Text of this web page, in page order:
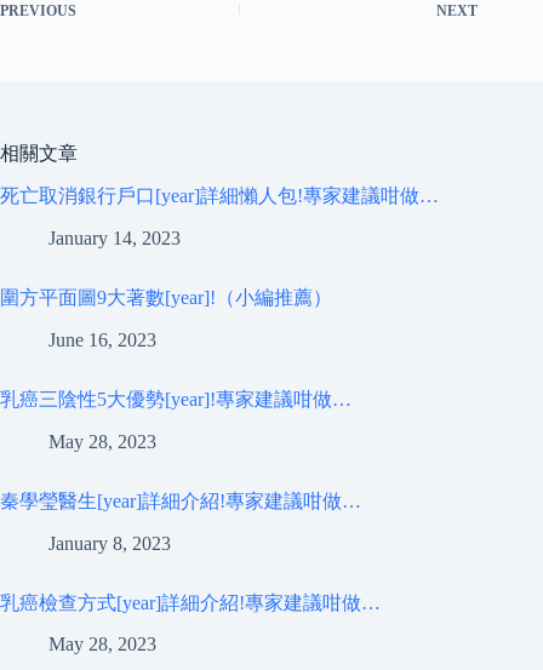
PREVIOUS NEXT
相關文章
死亡取消銀行戶口[year]詳細懶人包!專家建議咁做…
January 14, 2023
圍方平面圖9大著數[year]!（小編推薦）
June 16, 2023
乳癌三陰性5大優勢[year]!專家建議咁做…
May 28, 2023
秦學瑩醫生[year]詳細介紹!專家建議咁做…
January 8, 2023
乳癌檢查方式[year]詳細介紹!專家建議咁做…
May 28, 2023